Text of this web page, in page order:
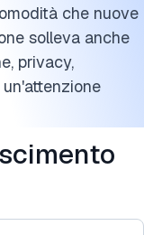
che nuove
solleva anche
privacy,